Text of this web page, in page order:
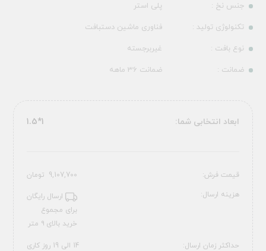
جنس نخ :
پلی استر
تکنولوژی تولید :
فناوری ماشین دستبافت
نوع بافت :
غیربرجسته
ضمانت :
ضمانت 36 ماهه
ابعاد انتخابی شما: 1*1.5
قیمت فرش: 9,107,700 تومان
هزینه ارسال:
ارسال رایگان
برای مجموع
خرید بالای ۹ متر
حداکثر زمان ارسال: 14 الی 19 روز کاری